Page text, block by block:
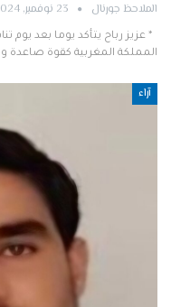
الملاحظ جورنال 23 نوفمبر, 2024
* عزيز رباح يتأكد يوما بعد يوم
المملكة المغربية كقوة صاعدة
آراء